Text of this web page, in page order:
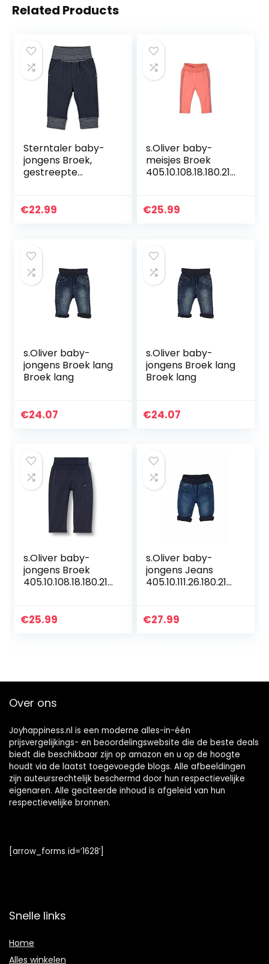
Related Products
Sterntaler baby-
jongens Broek,
gestreepte
€22.99
s.Oliver baby-
meisjes Broek
405.10.108.18.180.210
€25.99
s.Oliver baby-
jongens Broek lang
Broek lang
€24.07
s.Oliver baby-
jongens Broek lang
Broek lang
€24.07
s.Oliver baby-
jongens Broek
405.10.108.18.180.210
€25.99
s.Oliver baby-
jongens Jeans
405.10.111.26.180.210
€27.99
Over ons
Joyhappiness.nl is een moderne alles-in-één
prijsvergelijkings- en beoordelingswebsite die de beste deals
biedt die beschikbaar zijn op amazon en u op de hoogte
houdt via de laatst toegevoegde blogs. Alle afbeeldingen
zijn auteursrechtelijk beschermd door hun respectievelijke
eigenaren. Alle geciteerde inhoud is afgeleid van hun
respectievelijke bronnen.
[arrow_forms id=’1628′]
Snelle links
Home
Alles winkelen